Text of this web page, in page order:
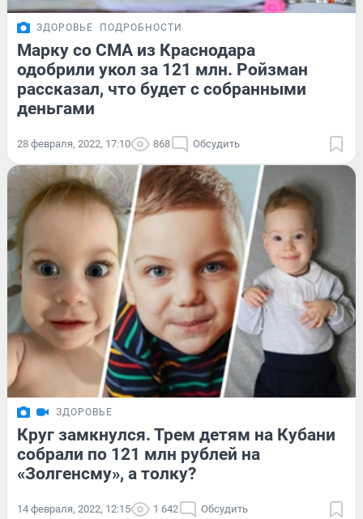
ЗДОРОВЬЕ ПОДРОБНОСТИ
Марку со СМА из Краснодара
одобрили укол за 121 млн. Ройзман
рассказал, что будет с собранными
деньгами
28 февраля, 2022, 17:10 868 Обсудить
ЗДОРОВЬЕ
Круг замкнулся. Трем детям на Кубани
собрали по 121 млн рублей на
«Золгенсму», а толку?
14 февраля, 2022, 12:15 1 642 Обсудить